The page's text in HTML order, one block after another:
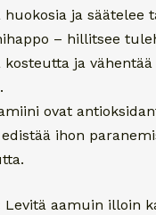
huokosia ja säätelee
– hillitsee
kosteutta ja vähentää
ovat
ihon
Levitä aamuin illoin